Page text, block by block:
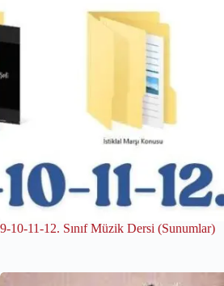
9-10-11-12. Sınıf Müzik Dersi (Sunumlar)